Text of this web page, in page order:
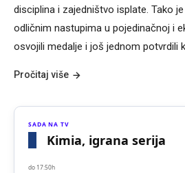
disciplina i zajedništvo isplate. Tako
odličnim nastupima u pojedinačnoj i
osvojili medalje i još jednom potvrdili
Pročitaj više
SADA NA TV
Kimia, igrana serija
do 17:50h